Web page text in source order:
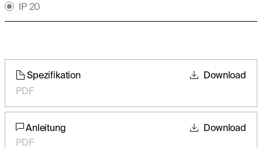
IP 20
Spezifikation
PDF
Download
Anleitung
PDF
Download